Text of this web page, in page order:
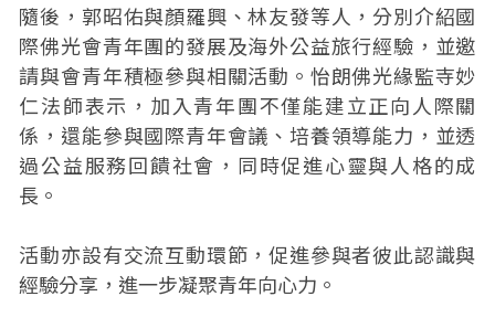
隨後，郭昭佑與顏羅興、林友發等人，分別介紹國
際佛光會青年團的發展及海外公益旅行經驗，並邀
請與會青年積極參與相關活動。怡朗佛光緣監寺妙
仁法師表示，加入青年團不僅能建立正向人際關
係，還能參與國際青年會議、培養領導能力，並透
過公益服務回饋社會，同時促進心靈與人格的成
長。
活動亦設有交流互動環節，促進參與者彼此認識與
經驗分享，進一步凝聚青年向心力。